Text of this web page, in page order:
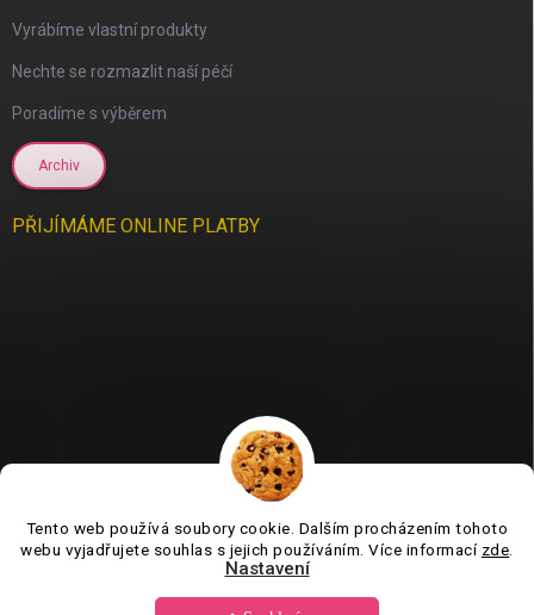
Tento web používá soubory cookie. Dalším procházením tohoto
webu vyjadřujete souhlas s jejich používáním. Více informací zde
Nastavení
Vyrábíme vlastní produkty
Nechte se rozmazlit naší péčí
Poradíme s výběrem
Archiv
PŘIJÍMÁME ONLINE PLATBY
Jsme tu pro vás už 11 let❤️